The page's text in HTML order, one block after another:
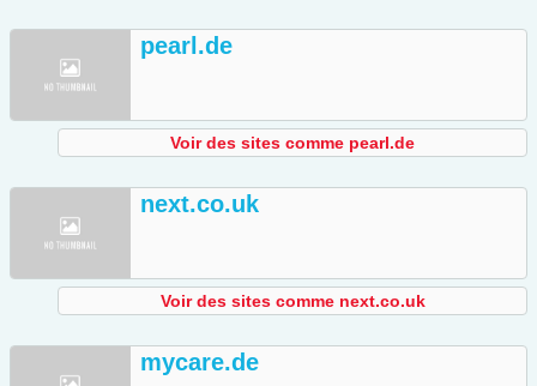
pearl.de
Voir des sites comme pearl.de
next.co.uk
Voir des sites comme next.co.uk
mycare.de